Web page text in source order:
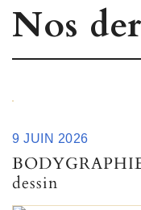
Nos
9 JUIN 2026
dessin